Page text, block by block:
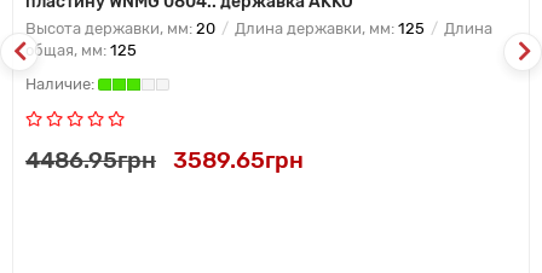
Высота державки, мм: 20 Длина державки, мм: 125
Длина
общая, мм: 125
4486.95грн 3589.65грн